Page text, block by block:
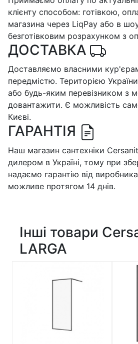
клієнту способом: готівкою,
магазина через LiqPay або в
безготівковим розрахунком з
ДОСТАВКА
Доставляємо власними
передмістю. Територією
або будь-яким перевізником з
довантажити. Є можливість
Києві.
ГАРАНТІЯ
Наш магазин сантехніки
дилером в Україні, тому при
надаємо гарантію від
можливе протягом 14 днів.
Інші товари
LARGA